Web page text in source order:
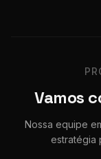
Vamos
Nossa equipe
estratégia